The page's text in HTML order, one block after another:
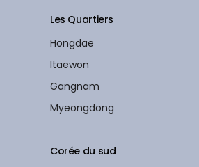
Les Quartiers
Hongdae
Itaewon
Gangnam
Myeongdong
Corée du sud